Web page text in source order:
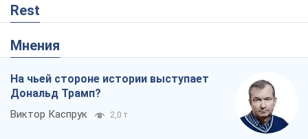
Rest
Мнения
На чьей стороне истории выступает
Дональд Трамп?
Виктор Каспрук 2,0 т.